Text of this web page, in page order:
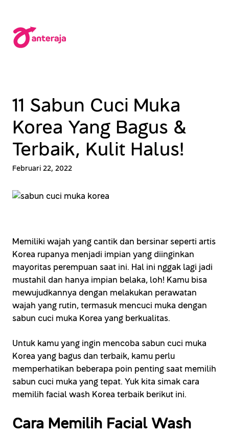
konten
11 Sabun Cuci Muka
Korea Yang Bagus &
Terbaik, Kulit Halus!
Februari 22, 2022
Memiliki wajah yang cantik dan bersinar seperti artis
Korea rupanya menjadi impian yang diinginkan
mayoritas perempuan saat ini. Hal ini nggak lagi jadi
mustahil dan hanya impian belaka, loh! Kamu bisa
mewujudkannya dengan melakukan perawatan
wajah yang rutin, termasuk mencuci muka dengan
sabun cuci muka Korea yang berkualitas.
Untuk kamu yang ingin mencoba sabun cuci muka
Korea yang bagus dan terbaik, kamu perlu
memperhatikan beberapa poin penting saat memilih
sabun cuci muka yang tepat. Yuk kita simak cara
memilih facial wash Korea terbaik berikut ini.
Cara Memilih Facial Wash